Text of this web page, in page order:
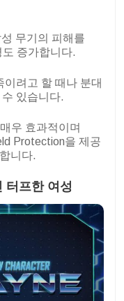
무기의 피해를
증가합니다.
려고 할 때나 분대
있습니다.
우 효과적이며
Protection을 제공
니다.
터프한 여성